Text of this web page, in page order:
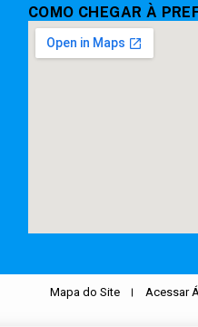
COMO CHEGAR À
Mapa do Site Acessar